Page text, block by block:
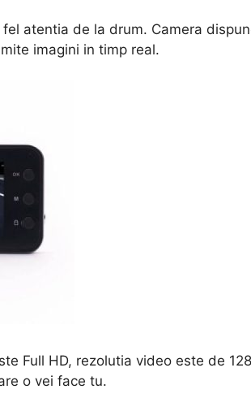
atentia de la drum. Camera
imagini in timp real.
Full HD, rezolutia video este de
o vei face tu.